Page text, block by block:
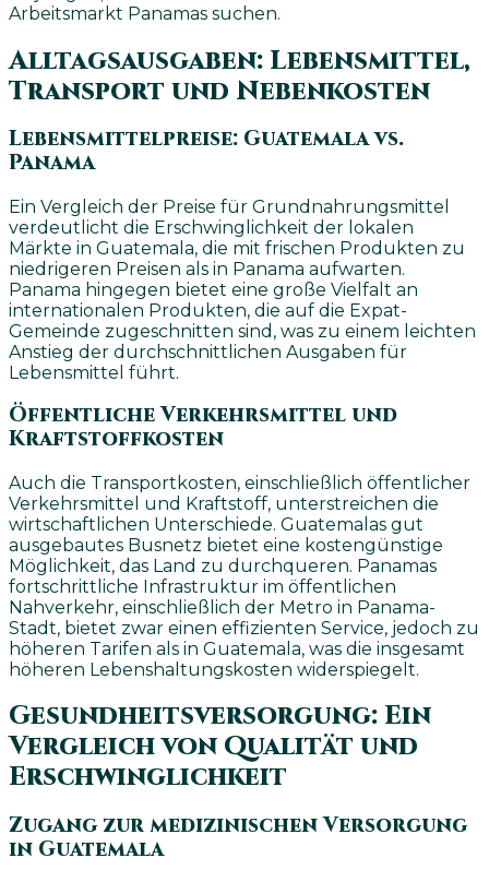
Arbeitsmarkt Panamas suchen.
Alltagsausgaben: Lebensmittel,
Transport und Nebenkosten
Lebensmittelpreise: Guatemala vs.
Panama
Ein Vergleich der Preise für Grundnahrungsmittel
verdeutlicht die Erschwinglichkeit der lokalen
Märkte in Guatemala, die mit frischen Produkten zu
niedrigeren Preisen als in Panama aufwarten.
Panama hingegen bietet eine große Vielfalt an
internationalen Produkten, die auf die Expat-
Gemeinde zugeschnitten sind, was zu einem leichten
Anstieg der durchschnittlichen Ausgaben für
Lebensmittel führt.
Öffentliche Verkehrsmittel und
Kraftstoffkosten
Auch die Transportkosten, einschließlich öffentlicher
Verkehrsmittel und Kraftstoff, unterstreichen die
wirtschaftlichen Unterschiede. Guatemalas gut
ausgebautes Busnetz bietet eine kostengünstige
Möglichkeit, das Land zu durchqueren. Panamas
fortschrittliche Infrastruktur im öffentlichen
Nahverkehr, einschließlich der Metro in Panama-
Stadt, bietet zwar einen effizienten Service, jedoch zu
höheren Tarifen als in Guatemala, was die insgesamt
höheren Lebenshaltungskosten widerspiegelt.
Gesundheitsversorgung: Ein
Vergleich von Qualität und
Erschwinglichkeit
Zugang zur medizinischen Versorgung
in Guatemala